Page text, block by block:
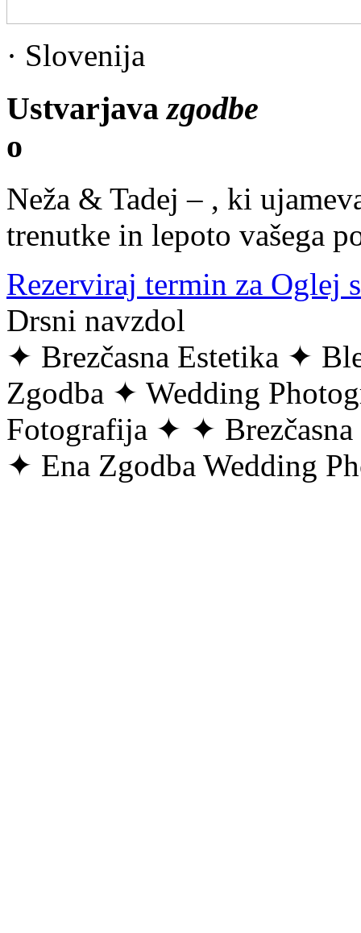
· Slovenija
Ustvarjava zgodbe
o
Neža & Tadej – , ki
trenutke in lepoto vašega
Rezerviraj termin za Oglej
Drsni navzdol
✦ Brezčasna Estetika ✦
Zgodba ✦ Wedding
Fotografija ✦ ✦
✦ Ena Zgodba Wedding